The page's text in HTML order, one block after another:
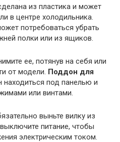
из пластика и может
в центре холодильника.
потребоваться убрать
полки или из ящиков.
ее, потянув на себя или
от модели. Поддон для
находиться под панелью и
или винтами.
выньте вилку из
питание, чтобы
электрическим током.